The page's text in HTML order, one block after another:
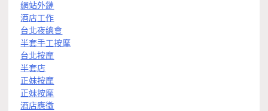
網站外鏈
酒店工作
台北夜總會
半套手工按摩
台北按摩
半套店
正妹按摩
正妹按摩
酒店應徵